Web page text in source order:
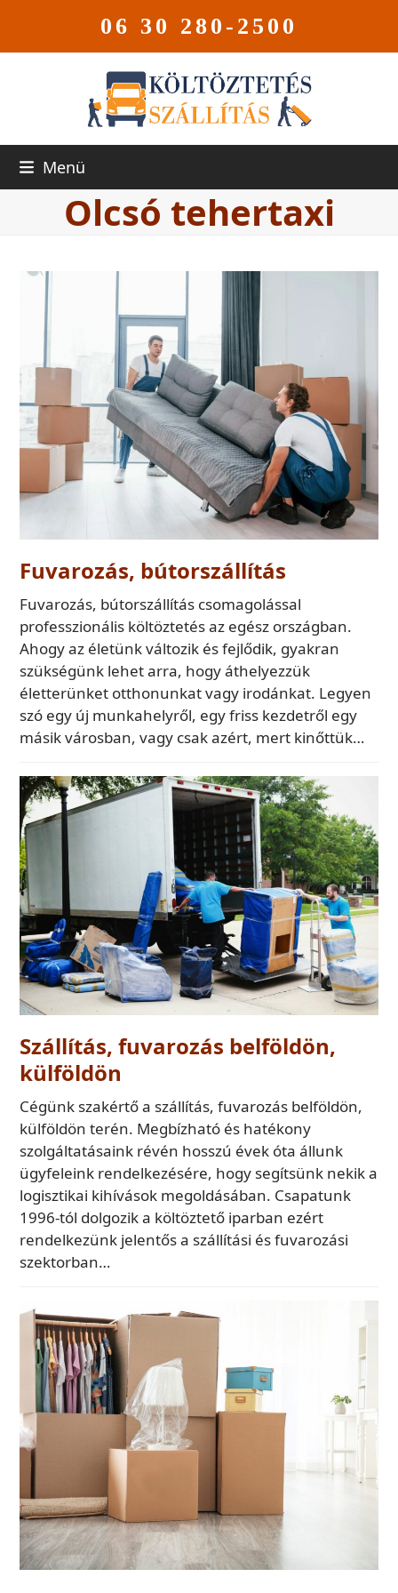
06 30 280-2500
Menü
Olcsó tehertaxi
Fuvarozás, bútorszállítás
Fuvarozás, bútorszállítás csomagolással
professzionális költöztetés az egész országban.
Ahogy az életünk változik és fejlődik, gyakran
szükségünk lehet arra, hogy áthelyezzük
életterünket otthonunkat vagy irodánkat. Legyen
szó egy új munkahelyről, egy friss kezdetről egy
másik városban, vagy csak azért, mert kinőttük…
Szállítás, fuvarozás belföldön,
külföldön
Cégünk szakértő a szállítás, fuvarozás belföldön,
külföldön terén. Megbízható és hatékony
szolgáltatásaink révén hosszú évek óta állunk
ügyfeleink rendelkezésére, hogy segítsünk nekik a
logisztikai kihívások megoldásában. Csapatunk
1996-tól dolgozik a költöztető iparban ezért
rendelkezünk jelentős a szállítási és fuvarozási
szektorban…